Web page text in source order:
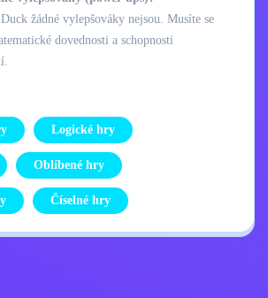
žádné vylepšováky nejsou. Musíte se
dovednosti a schopnosti
Logické hry
Oblíbené hry
Číselné hry